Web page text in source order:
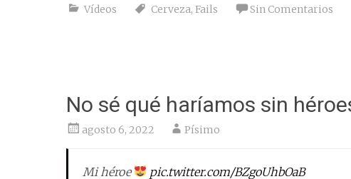
Vídeos Cerveza, Fails Sin Comentarios
No sé qué haríamos sin
agosto 6, 2022 Písimo
Mi héroe
pic.twitter.com/BZgoUhbOaB